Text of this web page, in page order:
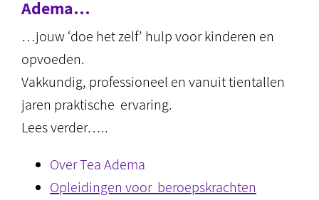
Adema…
…jouw ‘doe het zelf’ hulp voor kinderen en
opvoeden.
Vakkundig, professioneel en vanuit tientallen
jaren praktische ervaring.
Lees verder…..
Over Tea Adema
Opleidingen voor beroepskrachten